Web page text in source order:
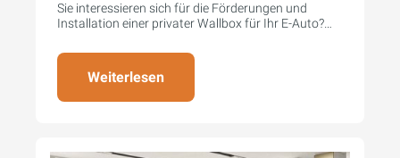
Sie interessieren sich für die Förderungen und
Installation einer privater Wallbox für Ihr E-Auto?
Ihrer eigenen E-Auto Ladestation.
Weiterlesen